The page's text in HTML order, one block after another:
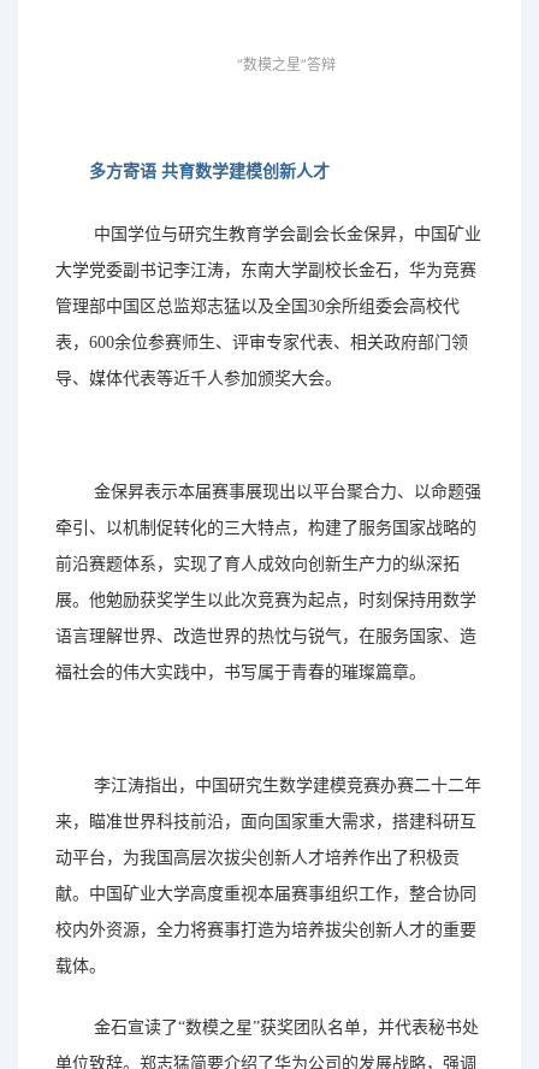
密码
账户申诉 找回密码
立即注册 >
申请创建 >
“数模之星”答辩
多方寄语 共育数学建模创新人才
中国学位与研究生教育学会副会长金保昇，中国矿业
大学党委副书记李江涛，东南大学副校长金石，华为竞赛
管理部中国区总监郑志猛以及全国 30余所组委会高校代
表，600余位参赛师生、评审专家代表、相关政府部门领
导、媒体代表等近千人参加颁奖大会。
金保昇表示本届赛事展现出以平台聚合力、以命题强
牵引、以机制促转化的三大特点，构建了服务国家战略的
前沿赛题体系，实现了育人成效向创新生产力的纵深拓
展。他勉励获奖学生以此次竞赛为起点，时刻保持用数学
语言理解世界、改造世界的热忱与锐气，在服务国家、造
福社会的伟大实践中，书写属于青春的璀璨篇章。
李江涛指出，中国研究生数学建模竞赛办赛二十二年
来，瞄准世界科技前沿，面向国家重大需求，搭建科研互
动平台，为我国高层次拔尖创新人才培养作出了积极贡
献。中国矿业大学高度重视本届赛事组织工作，整合协同
校内外资源，全力将赛事打造为培养拔尖创新人才的重要
载体。
金石宣读了“数模之星”获奖团队名单，并代表秘书处
单位致辞。郑志猛简要介绍了华为公司的发展战略，强调